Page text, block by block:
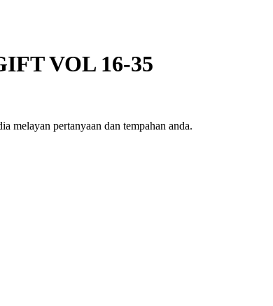
VOL 16-35
melayan pertanyaan dan tempahan anda.